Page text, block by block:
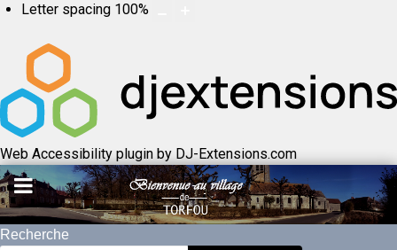
Letter spacing 100%
Web Accessibility plugin by DJ-Extensions.com
Recherche